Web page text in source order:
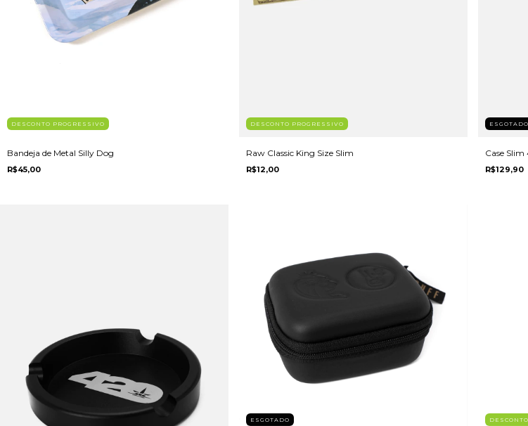
DESCONTO PROGRESSIVO
Bandeja de Metal Silly Dog
R$45,00
DESCONTO PROGRESSIVO
Raw Classic King Size Slim
R$12,00
ESGOTADO
Case
R$129,90
ESGOTADO